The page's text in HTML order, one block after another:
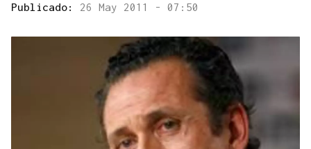
Publicado: 26 May 2011 - 07:50